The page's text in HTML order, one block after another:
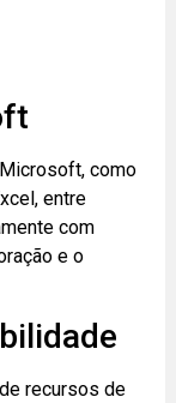
como
entre
com
e o
recursos de